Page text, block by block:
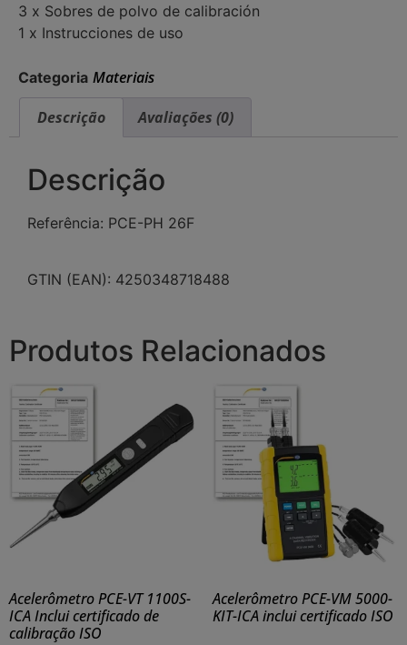
3 x Sobres de polvo de calibración
1 x Instrucciones de uso
Categoria Materiais
Descrição
Avaliações (0)
Descrição
Referência: PCE-PH 26F
GTIN (EAN): 4250348718488
Produtos Relacionados
Acelerômetro PCE-VT 1100S-
ICA Inclui certificado de
calibração ISO
Acelerômetro PCE-VM 5000-
KIT-ICA inclui certificado ISO